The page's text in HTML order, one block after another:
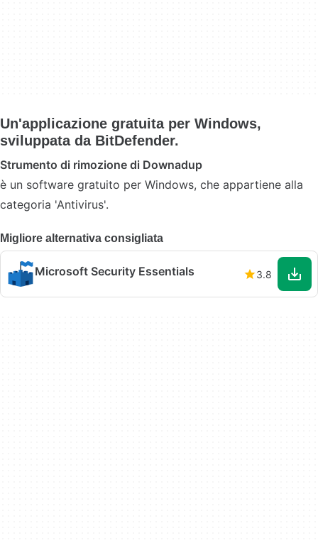
Un'applicazione gratuita per Windows,
sviluppata da BitDefender.
Strumento di rimozione di Downadup
è un software gratuito per Windows, che appartiene alla
categoria 'Antivirus'.
Migliore alternativa consigliata
Microsoft Security Essentials 3.8